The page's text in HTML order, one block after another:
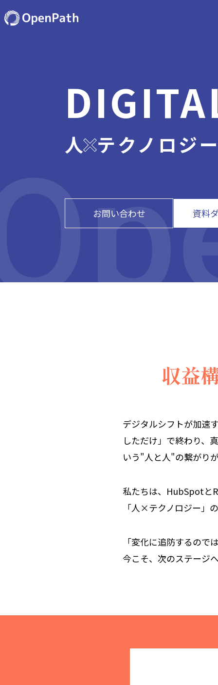
人 テクノロジ
お問い合わせ 資料
収益
デジタルシフトが加速
しただけ」で終わり、
いう"人と人"の繋がり
私たちは、HubSpotと
「人×テクノロジー」
「変化に追防するので
今こそ、次のステージ